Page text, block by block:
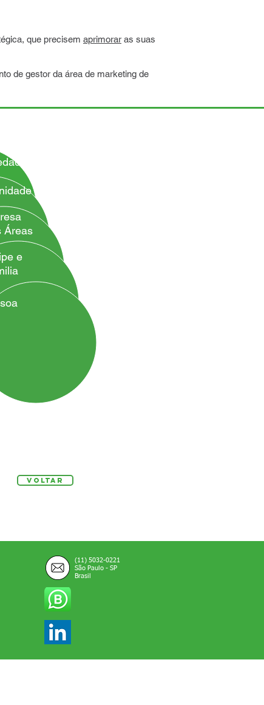
que precisem aprimorar as suas
de gestor da área de marketing de
Áreas
e
Voltar
(11) 5032-0221
São Paulo - SP
Brasil